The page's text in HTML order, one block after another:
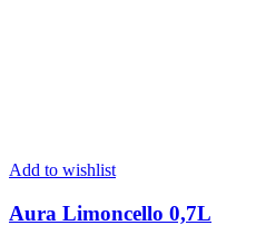
Add to wishlist
Aura Limoncello 0,7L